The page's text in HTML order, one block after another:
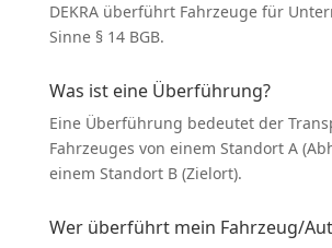
DEKRA überführt Fahrzeuge für
Sinne § 14 BGB.
Was ist eine Überführung?
Eine Überführung bedeutet der
Fahrzeuges von einem Standort A
einem Standort B (Zielort).
Wer überführt mein Fahrzeug/